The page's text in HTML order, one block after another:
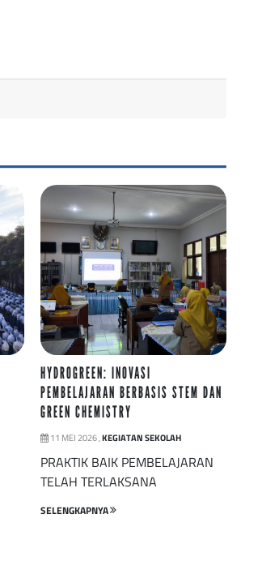
HYDROGREEN: INOVASI
PEMBELAJARAN BERBASIS STEM DAN
GREEN CHEMISTRY
11 MEI 2026 ,KEGIATAN SEKOLAH
PRAKTIK BAIK PEMBELAJARAN
TELAH TERLAKSANA
SELENGKAPNYA